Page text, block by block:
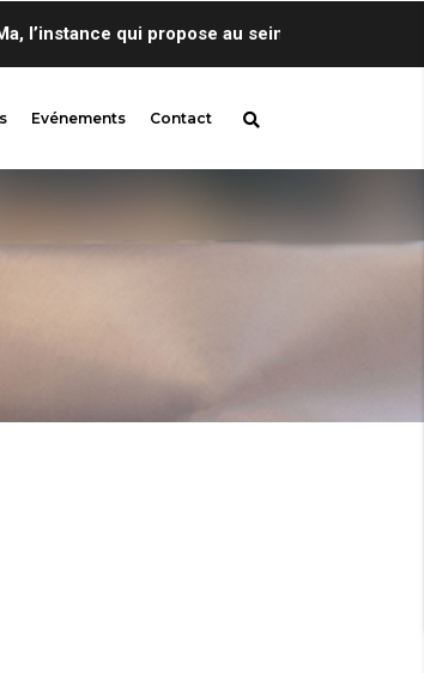
qui propose au sein de Centre de
Evénements Contact